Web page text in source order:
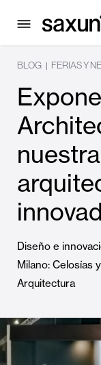
BLOG | FERIAS Y
Diseño e
Milano: Celosías
Arquitectura